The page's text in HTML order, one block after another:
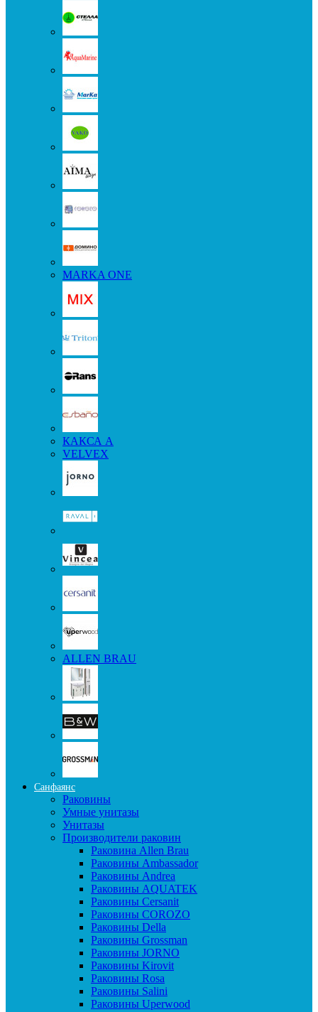
MARKA ONE
КАКСА А
VELVEX
ALLEN BRAU
Санфаянс
Раковины
Умные унитазы
Унитазы
Производители раковин
Раковина Allen Brau
Раковины Ambassador
Раковины Andrea
Раковины AQUATEK
Раковины Cersanit
Раковины COROZO
Раковины Della
Раковины Grossman
Раковины JORNO
Раковины Kirovit
Раковины Rosa
Раковины Salini
Раковины Uperwood